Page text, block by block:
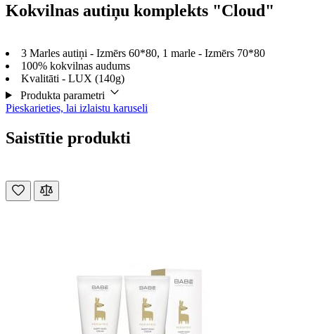
Kokvilnas autiņu komplekts "Cloud"
3 Marles autiņi - Izmērs 60*80, 1 marle - Izmērs 70*80
100% kokvilnas audums
Kvalitāti - LUX (140g)
Produkta parametri
Pieskarieties, lai izlaistu karuseli
Saistītie produkti